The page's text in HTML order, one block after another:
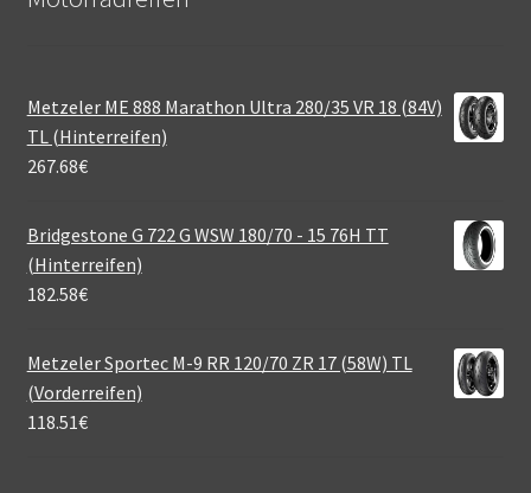
Metzeler ME 888 Marathon Ultra 280/35 VR 18 (84V)
TL (Hinterreifen)
267.68€
Bridgestone G 722 G WSW 180/70 - 15 76H TT
(Hinterreifen)
182.58€
Metzeler Sportec M-9 RR 120/70 ZR 17 (58W) TL
(Vorderreifen)
118.51€